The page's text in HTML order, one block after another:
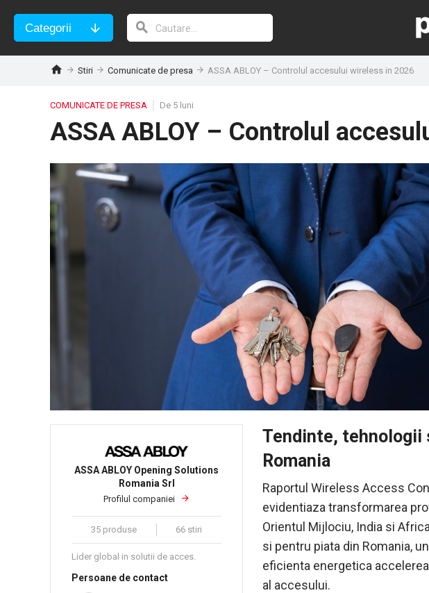
Categorii
Stiri Comunicate de presa ASSA ABLOY – Controlul accesului wireless in 2026
COMUNICATE DE PRESA De 5 luni
ASSA ABLOY – Controlul
ASSA ABLOY Opening Solutions
Romania Srl
Profilul companiei
35 produse 66 stiri
Lider global in solutii de acces.
Persoane de contact
Tendinte,
Romania
Raportul Wireless Access
evidentiaza transformarea
Orientul Mijlociu, India si
si pentru piata din Romania,
eficienta energetica
al accesului.